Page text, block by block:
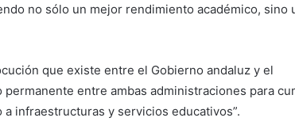
no sólo un mejor rendimiento académico, sino
que existe entre el Gobierno andaluz y el
entre ambas administraciones para
infraestructuras y servicios educativos”.